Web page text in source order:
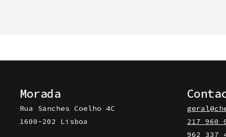
Morada
Rua Sanches Coelho 4C
1600-202 Lisboa
217 960
962 337